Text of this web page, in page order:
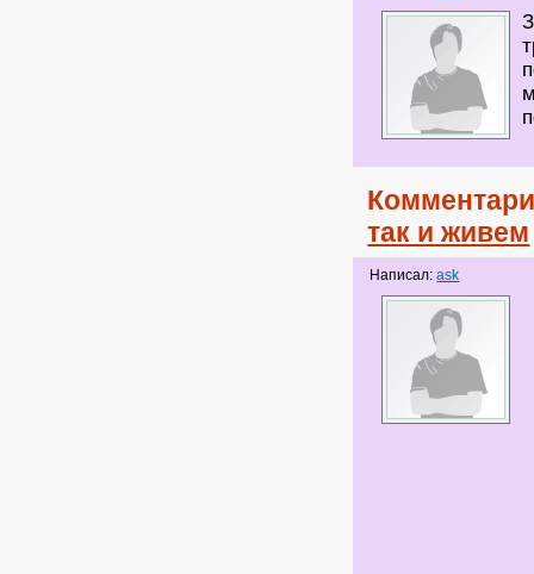
так и живем
Написал:ask